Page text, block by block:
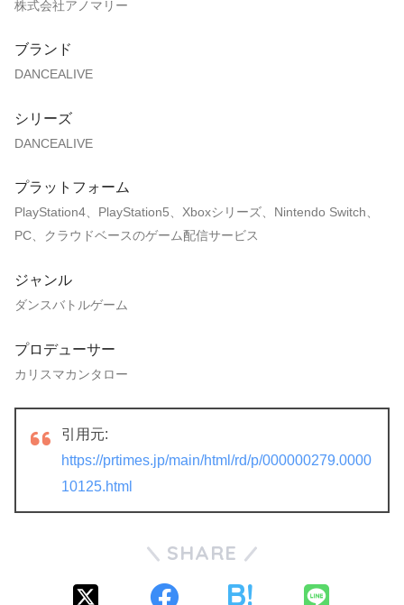
株式会社アノマリー
ブランド
DANCEALIVE
シリーズ
DANCEALIVE
プラットフォーム
PlayStation4、PlayStation5、Xboxシリーズ、Nintendo Switch、
PC、クラウドベースのゲーム配信サービス
ジャンル
ダンスバトルゲーム
プロデューサー
カリスマカンタロー
引用元:
https://prtimes.jp/main/html/rd/p/000000279.0000
10125.html
SHARE